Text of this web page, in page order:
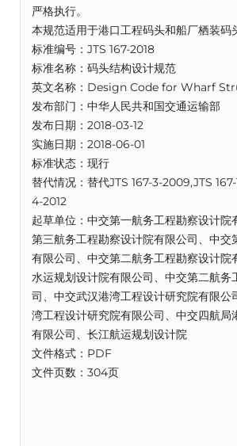
严格执行。
本规范适用于港口工程码头和船厂栖装码
标准编号：JTS 167-2018
标准名称：码头结构设计规范
英文名称：Design Code for Wharf
发布部门：中华人民共和国交通运输部
发布日期：2018-03-12
实施日期：2018-06-01
标准状态：现行
替代情况：替代JTS 167-3-2009,JTS
4-2012
起草单位：中交第一航务工程勘察设计院
第三航务工程勘察设计院有限公司、中交
有限公司、中交第二航务工程勘察设计院
水运规划设计院有限公司、中交第二航务
司、中交武汉港湾工程设计研究院有限公
湾工程设计研究院有限公司、中交四航局
有限公司、长江航运规划设计院
文件格式：PDF
文件页数：304页